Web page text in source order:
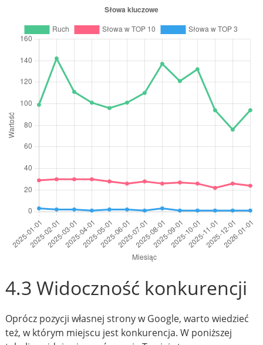
4.3 Widoczność konkurencji
Oprócz pozycji własnej strony w Google, warto wiedzieć
też, w którym miejscu jest konkurencja. W poniższej